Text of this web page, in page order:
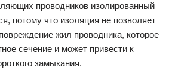
проводников изолированный
потому что изоляция не позволяет
жил проводника, которое
сечение и может привести к
замыкания.